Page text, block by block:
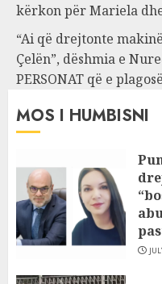
kërkon për Mariela
“Ai që drejtonte
Çelën”, dëshmia e
PERSONAT që e
MOS I HUMBISNI